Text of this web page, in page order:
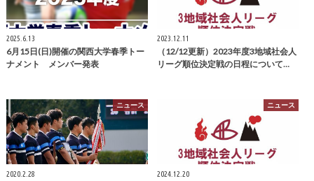
2025.6.13
6月15日(日)開催の関西大学春季トー
ナメント メンバー発表
2023.12.11
（12/12更新）2023年度3地域社会人
リーグ順位決定戦の日程について…
ニュース
2020.2.28
ニュース
2024.12.20